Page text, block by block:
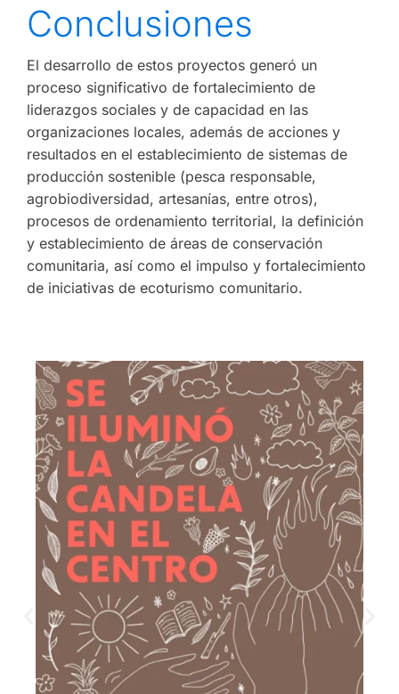
Conclusiones
El desarrollo de estos proyectos generó un
proceso significativo de fortalecimiento de
liderazgos sociales y de capacidad en las
organizaciones locales, además de acciones y
resultados en el establecimiento de sistemas de
producción sostenible (pesca responsable,
agrobiodiversidad, artesanías, entre otros),
procesos de ordenamiento territorial, la definición
y establecimiento de áreas de conservación
comunitaria, así como el impulso y fortalecimiento
de iniciativas de ecoturismo comunitario.